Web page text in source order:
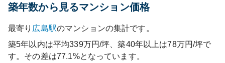
築年数から見るマンション価格
最寄り 広島駅のマンションの集計です。
築5年以内は平均339万円/坪、築40年以上は78万円/坪で
す。その差は77.1%となっています。